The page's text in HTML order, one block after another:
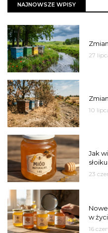
NAJNOWSZE WPISY
27
10
Jak
23
w
16